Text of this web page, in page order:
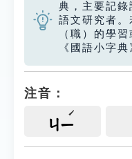
典，主要記錄
語文研究者。
（職）的學
《國語小字
注音：
ㄐㄧ